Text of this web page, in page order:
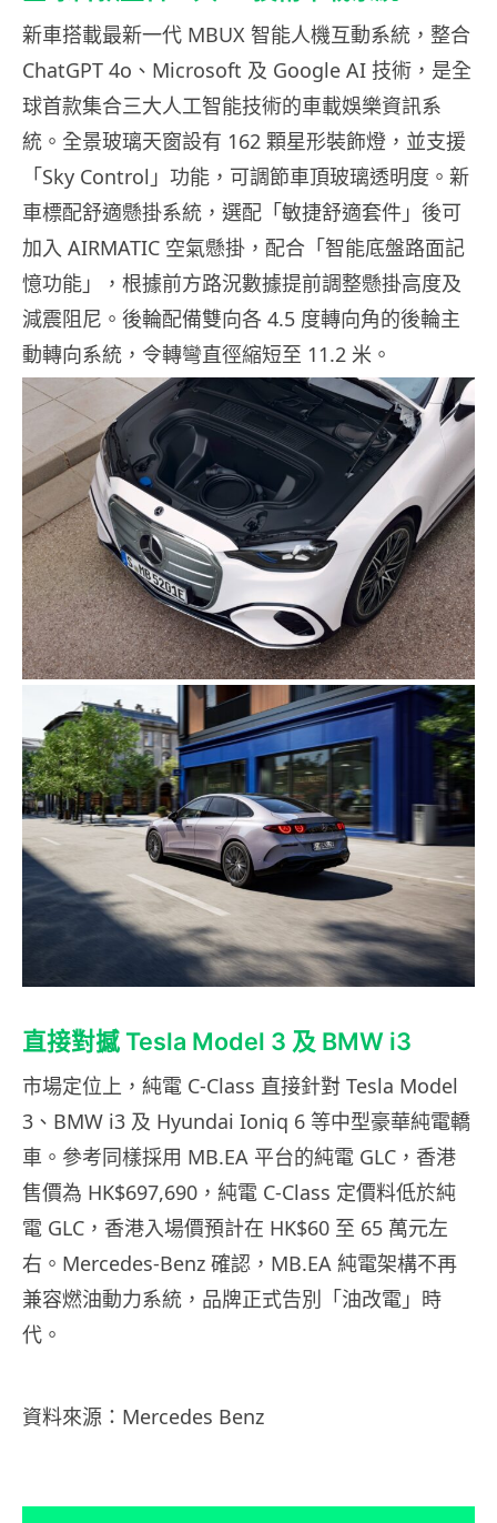
新車搭載最新一代 MBUX 智能人機互動系統，整合
ChatGPT 4o、Microsoft 及 Google AI 技術，是全
球首款集合三大人工智能技術的車載娛樂資訊系
統。全景玻璃天窗設有 162 顆星形裝飾燈，並支援
「Sky Control」功能，可調節車頂玻璃透明度。新
車標配舒適懸掛系統，選配「敏捷舒適套件」後可
加入 AIRMATIC 空氣懸掛，配合「智能底盤路面記
憶功能」，根據前方路況數據提前調整懸掛高度及
減震阻尼。後輪配備雙向各 4.5 度轉向角的後輪主
動轉向系統，令轉彎直徑縮短至 11.2 米。
直接對撼 Tesla Model 3 及 BMW i3
市場定位上，純電 C-Class 直接針對 Tesla Model
3、BMW i3 及 Hyundai Ioniq 6 等中型豪華純電轎
車。參考同樣採用 MB.EA 平台的純電 GLC，香港
售價為 HK$697,690，純電 C-Class 定價料低於純
電 GLC，香港入場價預計在 HK$60 至 65 萬元左
右。Mercedes-Benz 確認，MB.EA 純電架構不再
兼容燃油動力系統，品牌正式告別「油改電」時
代。
資料來源：Mercedes Benz